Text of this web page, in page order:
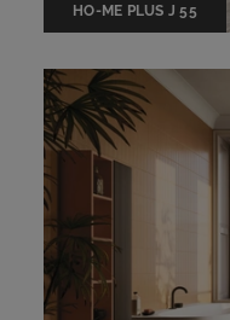
HO-ME PLUS J 55